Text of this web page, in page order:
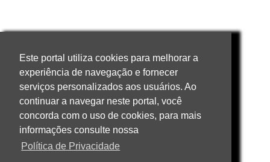
Este portal utiliza cookies para melhorar a
experiência de navegação e fornecer
serviços personalizados aos usuários. Ao
continuar a navegar neste portal, você
concorda com o uso de cookies, para mais
informações consulte nossa
Política de Privacidade